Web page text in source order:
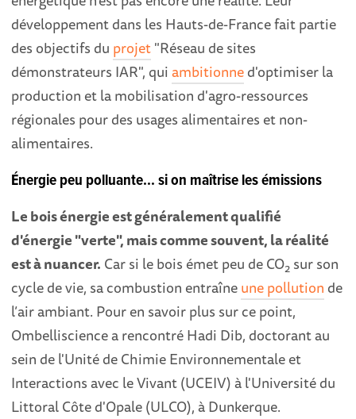
développement dans les Hauts-de-France fait partie
des objectifs du projet"Réseau de sites
démonstrateurs IAR", quiambitionned'optimiser la
production et la mobilisation d'agro-ressources
régionales pour des usages alimentaires et non-
alimentaires.
Énergie peu polluante... si on maîtrise les émissions
Le bois énergie est généralement qualifié
d'énergie "verte", mais comme souvent, la réalité
est à nuancer. Car si le bois émet peu de CO2 sur son
cycle de vie, sa combustion entraîneune pollution de
l’air ambiant. Pour en savoir plus sur ce point,
Ombelliscience a rencontré Hadi Dib, doctorant au
sein de l'Unité de Chimie Environnementale et
Interactions avec le Vivant (UCEIV) à l'Université du
Littoral Côte d'Opale (ULCO), à Dunkerque.